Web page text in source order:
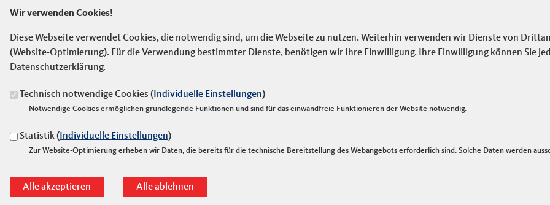
Fußbereich
Senioren Union der CDU Rhein-Sieg-Kreis
CDU Rhein-Sieg-Kreis
Wahnbachtalstraße 8
53721
Siegburg
Senioren-Union der CDU Deutschlands
CDU des Rhein Sieg Kreises
Impressum
Datenschutz
©2026 Senioren Union der CDU im Rhein-Sieg-Kreis
Wir verwenden Cookies!
Diese Webseite verwendet Cookies, die notwendig sind, um die Webseite zu nutzen. Weiterhin verwenden wir Dienste von
(Website-Optimierung). Für die Verwendung bestimmter Dienste, benötigen wir Ihre Einwilligung. Ihre Einwilligung können Sie
Datenschutzerklärung.
Technisch notwendige Cookies (Individuelle Einstellungen)
Notwendige Cookies ermöglichen grundlegende Funktionen und sind für das einwandfreie Funktionieren der Website notwendig.
Statistik (Individuelle Einstellungen)
Zur Website-Optimierung erheben wir Daten, die bereits für die technische Bereitstellung des Webangebots erforderlich sind. Solche Daten werden